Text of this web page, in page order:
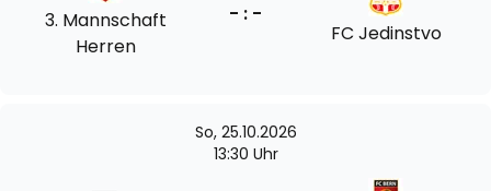
3. Mannschaft
Herren
- : -
FC Jedinstvo
So, 25.10.2026
13:30 Uhr